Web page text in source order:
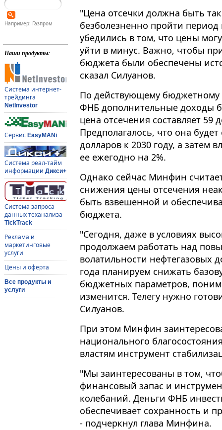
Например: Газпром
Наши продукты:
Система интернет-
трейдинга
NetInvestor
Сервис EasyMANi
Система реал-тайм
информации Дикси+
Система запроса
данных теханализа
TickTrack
Реклама и
маркетинговые
услуги
Цены и оферта
Все продукты и
услуги
"Цена отсечки должна быть
безболезненно пройти
убедились в том, что цены
уйти в минус. Важно, чтобы
бюджета были обеспечены
сказал Силуанов.
По действующему
ФНБ дополнительные доходы
цена отсечения составляет 59
Предполагалось, что она
долларов к 2030 году, а затем
ее ежегодно на 2%.
Однако сейчас Минфин
снижения цены отсечения
быть взвешенной и
бюджета.
"Сегодня, даже в условиях
продолжаем работать над
волатильности нефтегазовых
года планируем снижать
бюджетных параметров,
изменится. Телегу нужно
Силуанов.
При этом Минфин
национального
властям инструмент
"Мы заинтересованы в том,
финансовый запас и
колебаний. Деньги ФНБ
обеспечивает сохранность и
- подчеркнул глава Минфина.